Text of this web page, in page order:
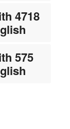
4718
575